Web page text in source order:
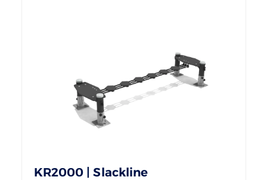
KR2000 | Slackline